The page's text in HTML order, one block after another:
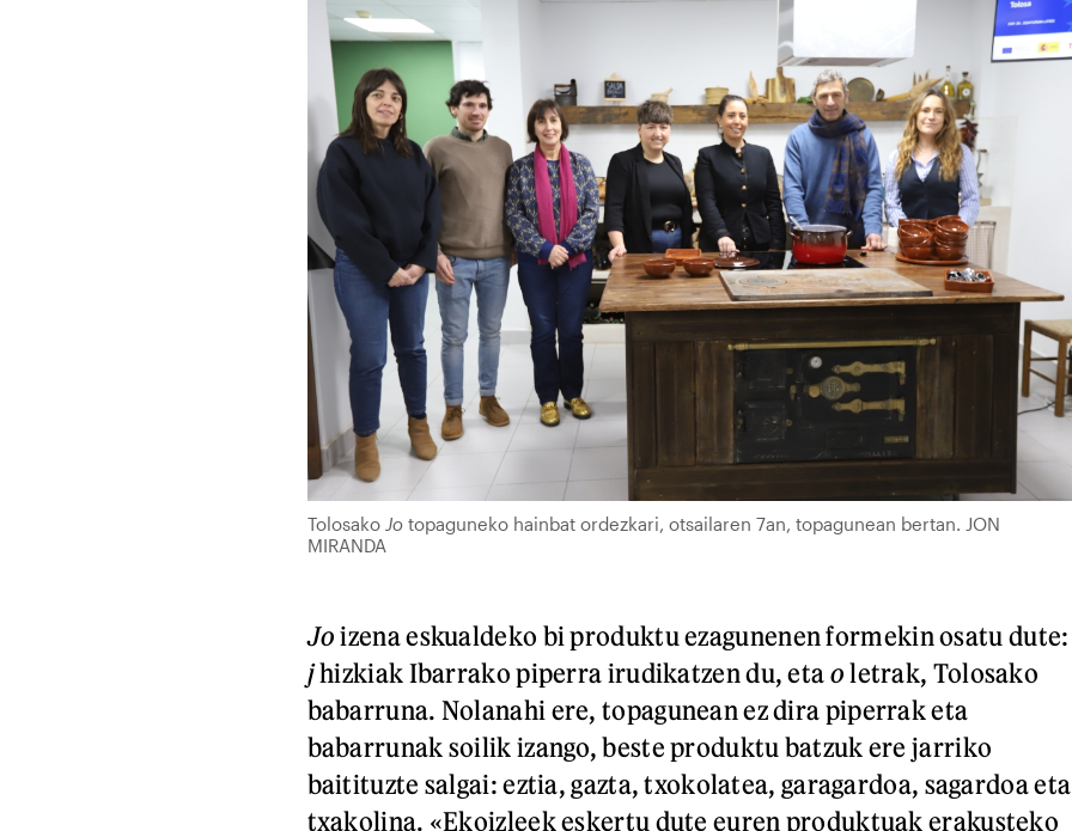
Tolosako Jotopaguneko hainbat ordezkari, otsailaren 7an, topagunean bertan. JON
MIRANDA
Joizena eskualdeko bi produktu ezagunenen formekin osatu dute:
jhizkiak Ibarrako piperra irudikatzen du, eta o letrak, Tolosako
babarruna. Nolanahi ere, topagunean ez dira piperrak eta
babarrunak soilik izango, beste produktu batzuk ere jarriko
baitituzte salgai: eztia, gazta, txokolatea, garagardoa, sagardoa eta
txakolina. «Ekoizleek eskertu dute euren produktuak erakusteko